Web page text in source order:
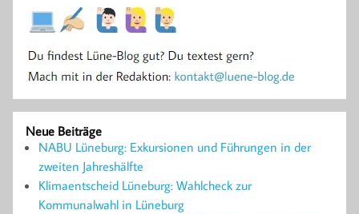
Neue Beiträge
NABU Lüneburg: Exkursionen und Führungen in der
zweiten Jahreshälfte
Klimaentscheid Lüneburg: Wahlcheck zur
Kommunalwahl in Lüneburg